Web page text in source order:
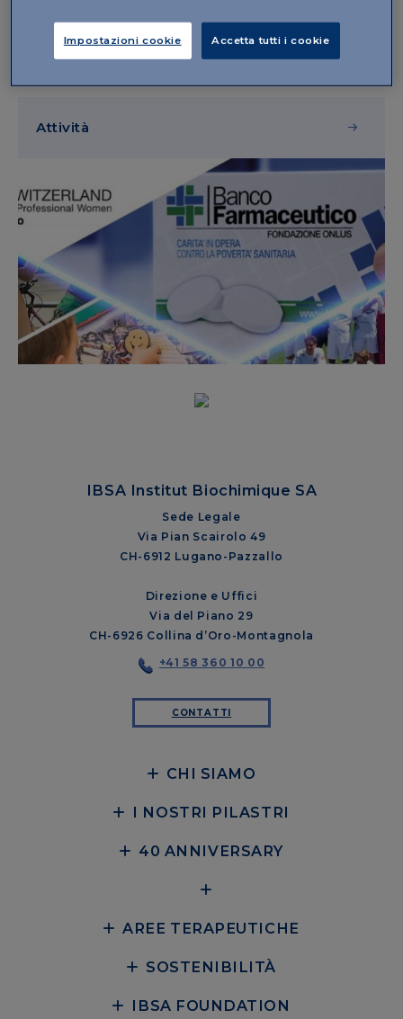
Attività
IBSA Institut Biochimique SA
Sede Legale
Via Pian Scairolo 49
CH-6912 Lugano-Pazzallo
Direzione e Uffici
Via del Piano 29
CH-6926 Collina d’Oro-Montagnola
+41 58 360 10 00
CONTATTI
CHI SIAMO
I NOSTRI PILASTRI
40 ANNIVERSARY
AREE TERAPEUTICHE
SOSTENIBILITÀ
IBSA FOUNDATION
Impostazioni cookie Accetta tutti i cookie